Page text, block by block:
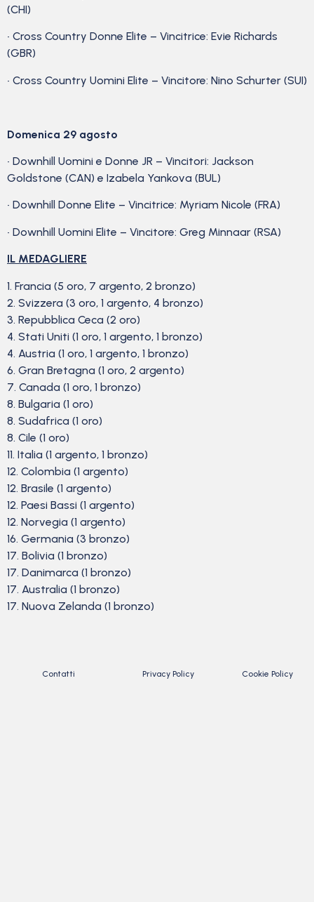
(CHI)
• Cross Country Donne Elite – Vincitrice: Evie Richards
(GBR)
• Cross Country Uomini Elite – Vincitore: Nino Schurter (SUI)
Domenica 29 agosto
• Downhill Uomini e Donne JR – Vincitori: Jackson
Goldstone (CAN) e Izabela Yankova (BUL)
• Downhill Donne Elite – Vincitrice: Myriam Nicole (FRA)
• Downhill Uomini Elite – Vincitore: Greg Minnaar (RSA)
IL MEDAGLIERE
1. Francia (5 oro, 7 argento, 2 bronzo)
2. Svizzera (3 oro, 1 argento, 4 bronzo)
3. Repubblica Ceca (2 oro)
4. Stati Uniti (1 oro, 1 argento, 1 bronzo)
4. Austria (1 oro, 1 argento, 1 bronzo)
6. Gran Bretagna (1 oro, 2 argento)
7. Canada (1 oro, 1 bronzo)
8. Bulgaria (1 oro)
8. Sudafrica (1 oro)
8. Cile (1 oro)
11. Italia (1 argento, 1 bronzo)
12. Colombia (1 argento)
12. Brasile (1 argento)
12. Paesi Bassi (1 argento)
12. Norvegia (1 argento)
16. Germania (3 bronzo)
17. Bolivia (1 bronzo)
17. Danimarca (1 bronzo)
17. Australia (1 bronzo)
17. Nuova Zelanda (1 bronzo)
Contatti Privacy Policy Cookie Policy